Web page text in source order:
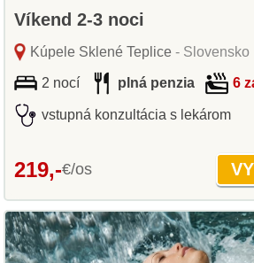
Víkend 2-3 noci
Kúpele Sklené Teplice- Slovensko
2 nocí plná penzia 6
vstupná konzultácia s lekárom
219,-€/os